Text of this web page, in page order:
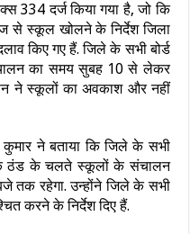
334 दर्ज किया गया है, जो कि
से स्कूल खोलने के निर्देश जिला
किए गए हैं. जिले के सभी बोर्ड
का समय सुबह 10 से लेकर
ने स्कूलों का अवकाश और नहीं
कुमार ने बताया कि जिले के सभी
ठंड के चलते स्कूलों के संचालन
तक रहेगा. उन्होंने जिले के सभी
करने के निर्देश दिए हैं.